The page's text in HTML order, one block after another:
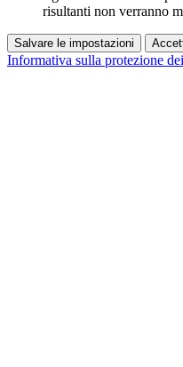
risultanti non verranno
Salvare le impostazioni
Informativa sulla protezione